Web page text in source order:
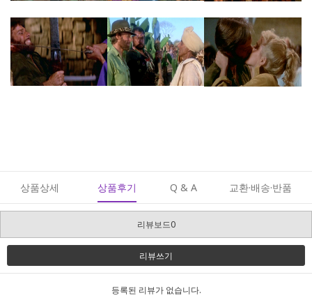
상품상세 상품후기 Q & A 교환·배송·반품
리뷰보드0
리뷰쓰기
등록된 리뷰가 없습니다.